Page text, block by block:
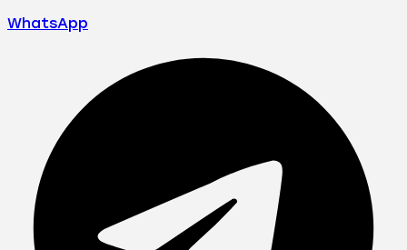
WhatsApp